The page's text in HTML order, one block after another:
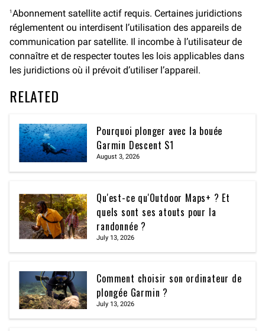
1 Abonnement satellite actif requis. Certaines juridictions
réglementent ou interdisent l’utilisation des appareils de
communication par satellite. Il incombe à l’utilisateur de
connaître et de respecter toutes les lois applicables dans
les juridictions où il prévoit d’utiliser l’appareil.
RELATED
Pourquoi plonger avec la bouée
Garmin Descent S1
August 3, 2026
Qu'est-ce qu'Outdoor Maps+ ? Et
quels sont ses atouts pour la
randonnée ?
July 13, 2026
Comment choisir son ordinateur de
plongée Garmin ?
July 13, 2026